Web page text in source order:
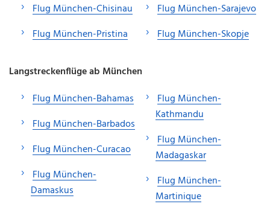
Flug München-Chisinau
Flug München-Pristina
Flug München-Sarajevo
Flug München-Skopje
Langstreckenflüge ab München
Flug München-Bahamas
Flug München-Barbados
Flug München-Curacao
Flug München-
Damaskus
Flug München-
Kathmandu
Flug München-
Madagaskar
Flug München-
Martinique